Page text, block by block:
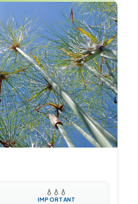
💧 💧 💧
IMPORTANT